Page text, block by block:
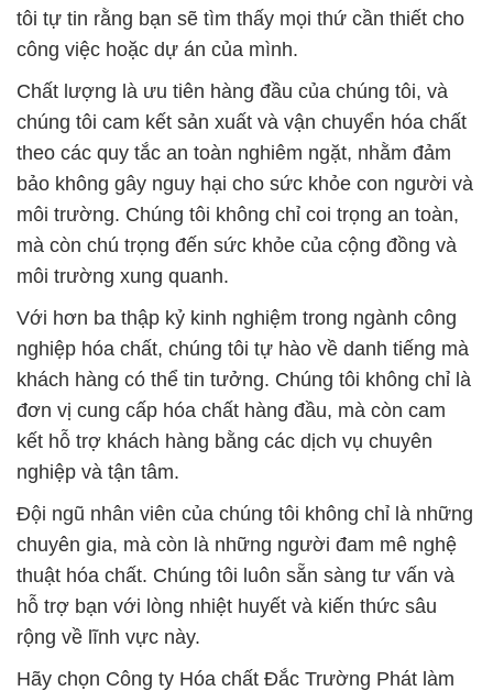
tôi tự tin rằng bạn sẽ tìm thấy mọi thứ cần thiết cho
công việc hoặc dự án của mình.
Chất lượng là ưu tiên hàng đầu của chúng tôi, và
chúng tôi cam kết sản xuất và vận chuyển hóa chất
theo các quy tắc an toàn nghiêm ngặt, nhằm đảm
bảo không gây nguy hại cho sức khỏe con người và
môi trường. Chúng tôi không chỉ coi trọng an toàn,
mà còn chú trọng đến sức khỏe của cộng đồng và
môi trường xung quanh.
Với hơn ba thập kỷ kinh nghiệm trong ngành công
nghiệp hóa chất, chúng tôi tự hào về danh tiếng mà
khách hàng có thể tin tưởng. Chúng tôi không chỉ là
đơn vị cung cấp hóa chất hàng đầu, mà còn cam
kết hỗ trợ khách hàng bằng các dịch vụ chuyên
nghiệp và tận tâm.
Đội ngũ nhân viên của chúng tôi không chỉ là những
chuyên gia, mà còn là những người đam mê nghệ
thuật hóa chất. Chúng tôi luôn sẵn sàng tư vấn và
hỗ trợ bạn với lòng nhiệt huyết và kiến thức sâu
rộng về lĩnh vực này.
Hãy chọn Công ty Hóa chất Đắc Trường Phát làm